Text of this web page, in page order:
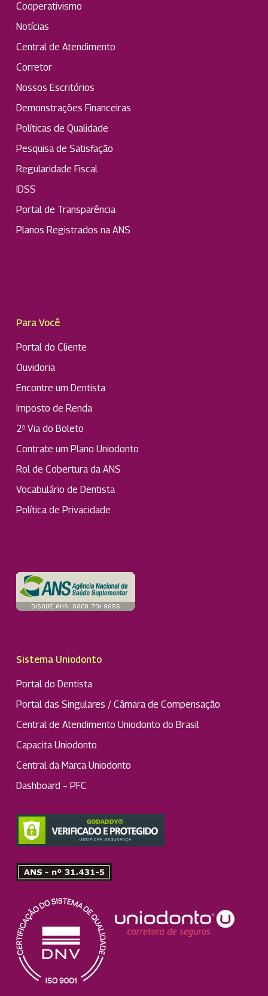
Cooperativismo
Notícias
Central de Atendimento
Corretor
Nossos Escritórios
Demonstrações Financeiras
Políticas de Qualidade
Pesquisa de Satisfação
Regularidade Fiscal
IDSS
Portal de Transparência
Planos Registrados na ANS
Para Você
Portal do Cliente
Ouvidoria
Encontre um Dentista
Imposto de Renda
2ª Via do Boleto
Contrate um Plano Uniodonto
Rol de Cobertura da ANS
Vocabulário de Dentista
Política de Privacidade
Sistema Uniodonto
Portal do Dentista
Portal das Singulares / Câmara de Compensação
Central de Atendimento Uniodonto do Brasil
Capacita Uniodonto
Central da Marca Uniodonto
Dashboard – PFC